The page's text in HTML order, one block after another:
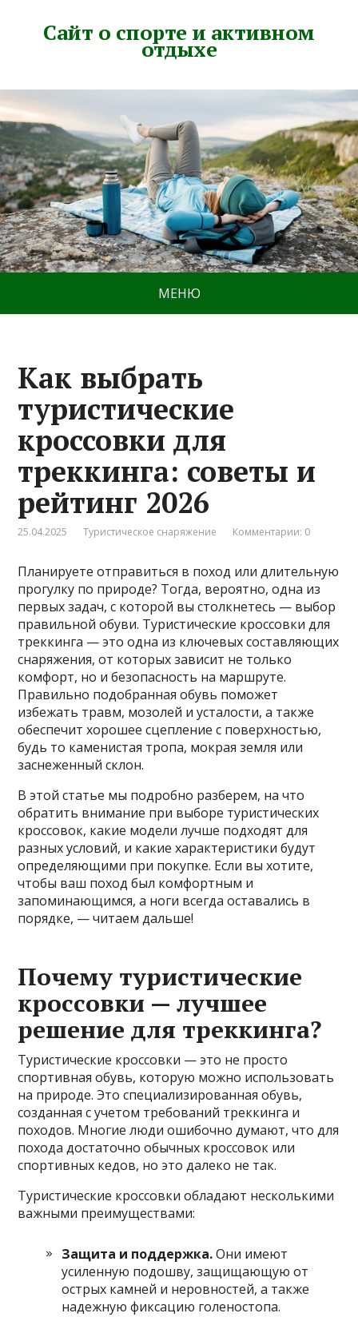
Сайт о спорте и активном
отдыхе
МЕНЮ
Как выбрать
туристические
кроссовки для
треккинга: советы и
рейтинг 2026
25.04.2025 Туристическое снаряжение Комментарии: 0
Планируете отправиться в поход или длительную
прогулку по природе? Тогда, вероятно, одна из
первых задач, с которой вы столкнетесь — выбор
правильной обуви. Туристические кроссовки для
треккинга — это одна из ключевых составляющих
снаряжения, от которых зависит не только
комфорт, но и безопасность на маршруте.
Правильно подобранная обувь поможет
избежать травм, мозолей и усталости, а также
обеспечит хорошее сцепление с поверхностью,
будь то каменистая тропа, мокрая земля или
заснеженный склон.
В этой статье мы подробно разберем, на что
обратить внимание при выборе туристических
кроссовок, какие модели лучше подходят для
разных условий, и какие характеристики будут
определяющими при покупке. Если вы хотите,
чтобы ваш поход был комфортным и
запоминающимся, а ноги всегда оставались в
порядке, — читаем дальше!
Почему туристические
кроссовки — лучшее
решение для треккинга?
Туристические кроссовки — это не просто
спортивная обувь, которую можно использовать
на природе. Это специализированная обувь,
созданная с учетом требований треккинга и
походов. Многие люди ошибочно думают, что для
похода достаточно обычных кроссовок или
спортивных кедов, но это далеко не так.
Туристические кроссовки обладают несколькими
важными преимуществами:
Защита и поддержка.Они имеют
усиленную подошву, защищающую от
острых камней и неровностей, а также
надежную фиксацию голеностопа.